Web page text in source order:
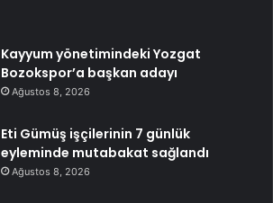
Kayyum yönetimindeki Yozgat
Bozokspor’a başkan adayı
Ağustos 8, 2026
Eti Gümüş işçilerinin 7 günlük
eyleminde mutabakat sağlandı
Ağustos 8, 2026